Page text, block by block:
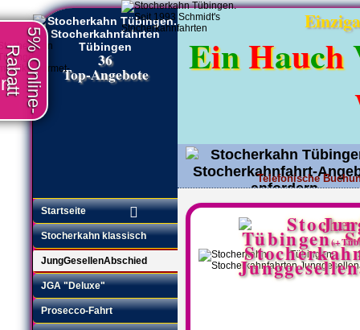
5% Online-
Rabatt 36
Top-Angebote EinHauch
Angebot anfordern•
Telefonische
Startseite
Stocherkahn klassisch
JungGesellenAbschied
JGA "Deluxe"
Prosecco-Fahrt